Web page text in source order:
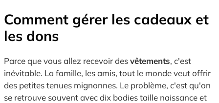
Comment gérer les cadeaux et
les dons
Parce que vous allez recevoir desvêtements, c'est
inévitable. La famille, les amis, tout le monde veut offrir
des petites tenues mignonnes. Le problème, c'est qu'on
se retrouve souvent avec dix bodies taille naissance et